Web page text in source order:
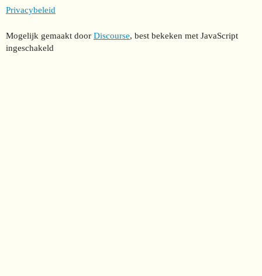
Privacybeleid
Mogelijk gemaakt door Discourse, best bekeken met JavaScript
ingeschakeld